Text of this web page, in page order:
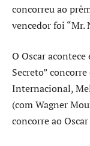
concorreu ao
vencedor foi “Mr.
O Oscar
Secreto”
Internacional,
(com Wagner
concorre ao